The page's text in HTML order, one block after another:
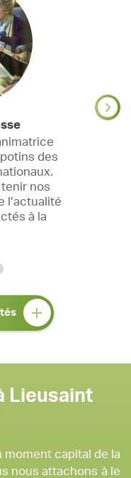
des
tenir nos
l’actualité
à la
Lieusaint
moment capital de la
nous attachons à le